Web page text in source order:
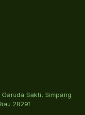
Sakti, Simpang
28291